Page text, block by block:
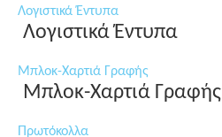
Λογιστικά Έντυπα
Λογιστικά Έντυπα
Μπλοκ-Χαρτιά Γραφής
Μπλοκ-Χαρτιά Γραφής
Πρωτόκολλα